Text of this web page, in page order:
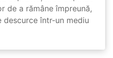
de a rămâne împreună,
descurce într-un mediu